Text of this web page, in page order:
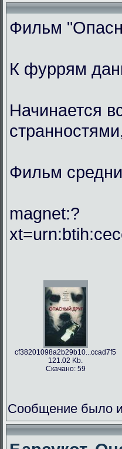
Фильм
К фуррям
Начинается
Фильм
magnet:?
cf38201098a2b29b10...ccad7f5
121.02 Kb.
Скачано: 59
Сообщение было